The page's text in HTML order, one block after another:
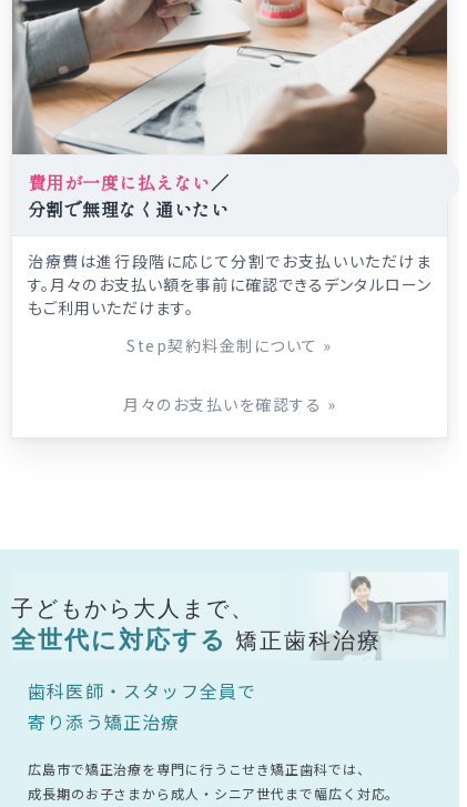
費用が一度に払えない／
分割で無理なく通いたい
治療費は進行段階に応じて分割でお支払いいただけま
す。月々のお支払い額を事前に確認できるデンタルローン
もご利用いただけます。
Step契約料金制について »
月々のお支払いを確認する »
子どもから大人まで、
全世代に対応する 矯正歯科治療
歯科医師・スタッフ全員で
寄り添う矯正治療
広島市で矯正治療を専門に行うこせき矯正歯科では、
成長期のお子さまから成人・シニア世代まで幅広く対応。